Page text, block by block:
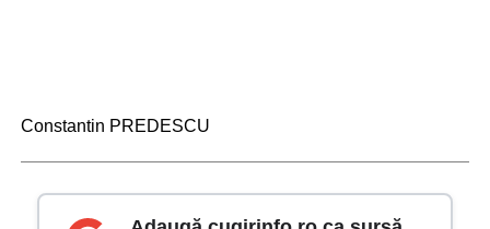
Constantin PREDESCU